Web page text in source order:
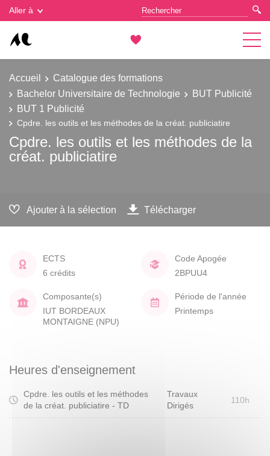
Aller à
Accueil
Catalogue des formations
Bachelor Universitaire de Technologie
BUT Publicité
BUT 1 Publicité
Cpdre. les outils et les méthodes de la créat. publiciatire
Cpdre. les outils et les méthodes de la
créat. publiciatire
Ajouter à la sélection Télécharger
ECTS
6 crédits
Code Apogée
2BPUU4
Composante(s)
IUT BORDEAUX
MONTAIGNE (NPU)
Période de l'année
Printemps
Heures d'enseignement
Cpdre. les outils et les méthodes
de la créat. publiciatire - TD
Travaux
Dirigés
110h
Gestion des cookies